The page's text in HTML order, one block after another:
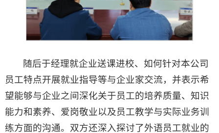
随后于经理就企业送课进校、如何针对本公司
员工特点开展就业指导等与企业家交流，并表示希
望能够与企业之间深化关于员工的培养质量、知识
能力和素养、爱岗敬业以及员工教学与实际业务训
练方面的沟通。双方还深入探讨了外语员工就业的